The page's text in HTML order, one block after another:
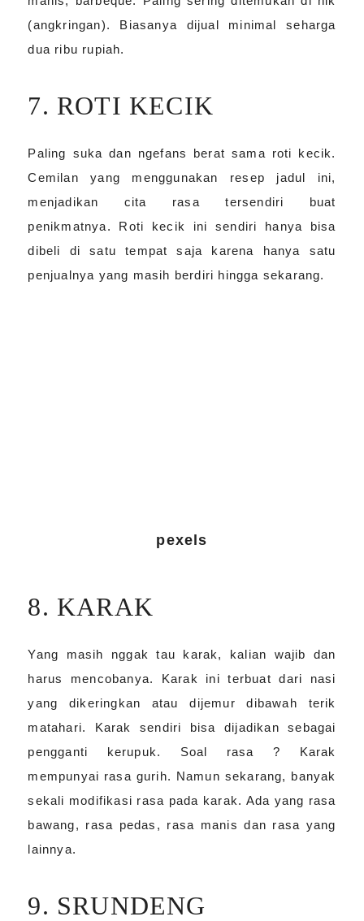
(angkringan). Biasanya dijual minimal seharga
dua ribu rupiah.
7. ROTI KECIK
Paling suka dan ngefans berat sama roti kecik.
Cemilan yang menggunakan resep jadul ini,
menjadikan cita rasa tersendiri buat
penikmatnya. Roti kecik ini sendiri hanya bisa
dibeli di satu tempat saja karena hanya satu
penjualnya yang masih berdiri hingga sekarang.
pexels
8. KARAK
Yang masih nggak tau karak, kalian wajib dan
harus mencobanya. Karak ini terbuat dari nasi
yang dikeringkan atau dijemur dibawah terik
matahari. Karak sendiri bisa dijadikan sebagai
pengganti kerupuk. Soal rasa ? Karak
mempunyai rasa gurih. Namun sekarang, banyak
sekali modifikasi rasa pada karak. Ada yang rasa
bawang, rasa pedas, rasa manis dan rasa yang
lainnya.
9. SRUNDENG